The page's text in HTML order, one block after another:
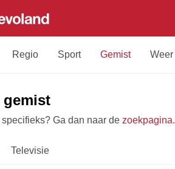
Regio Sport Gemist Weer
Ga dan naar de zoekpagina.
Televisie